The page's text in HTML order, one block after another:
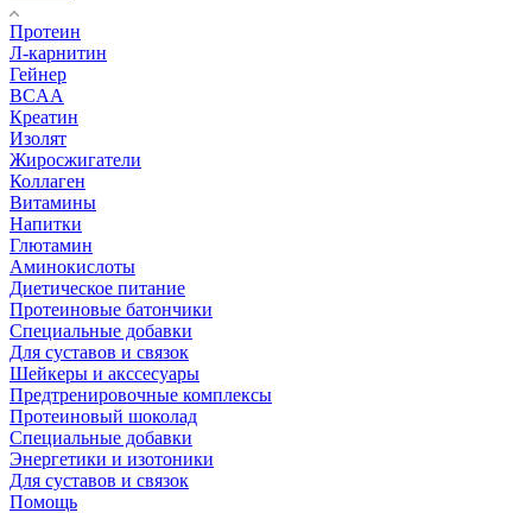
Протеин
Л-карнитин
Гейнер
BCAA
Креатин
Изолят
Жиросжигатели
Коллаген
Витамины
Напитки
Глютамин
Аминокислоты
Диетическое питание
Протеиновые батончики
Специальные добавки
Для суставов и связок
Шейкеры и акссесуары
Предтренировочные комплексы
Протеиновый шоколад
Специальные добавки
Энергетики и изотоники
Для суставов и связок
Помощь